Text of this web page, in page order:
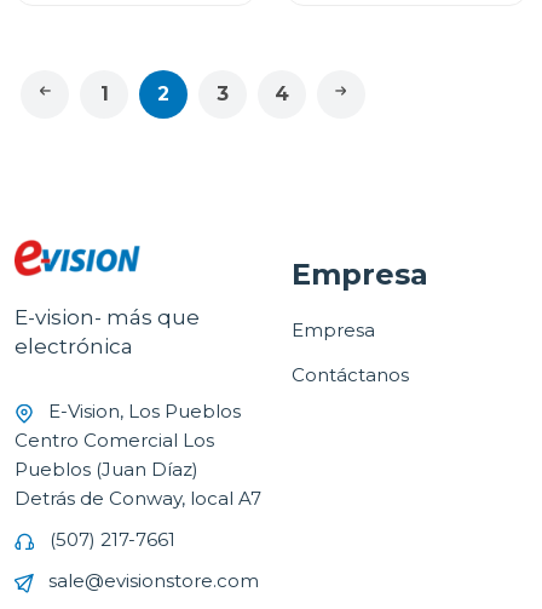
1 2 3 4
E-vision- más que
electrónica
E-Vision, Los Pueblos
Centro Comercial Los
Pueblos (Juan Díaz)
Detrás de Conway, local A7
(507) 217-7661
sale@evisionstore.com
Empresa
Empresa
Contáctanos